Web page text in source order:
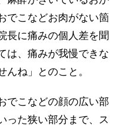
でこなどお肉がない箇
長に痛みの個人差を聞
は、痛みが我慢できな
んね」とのこと。
でこなどの顔の広い部
った狭い部分まで、ス